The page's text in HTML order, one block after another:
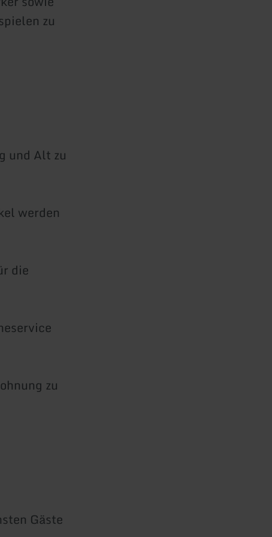
zu
und Alt zu
werden
die
zu
Gäste